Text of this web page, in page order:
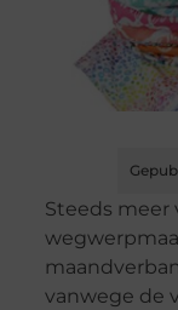
Steeds meer
vanwege de